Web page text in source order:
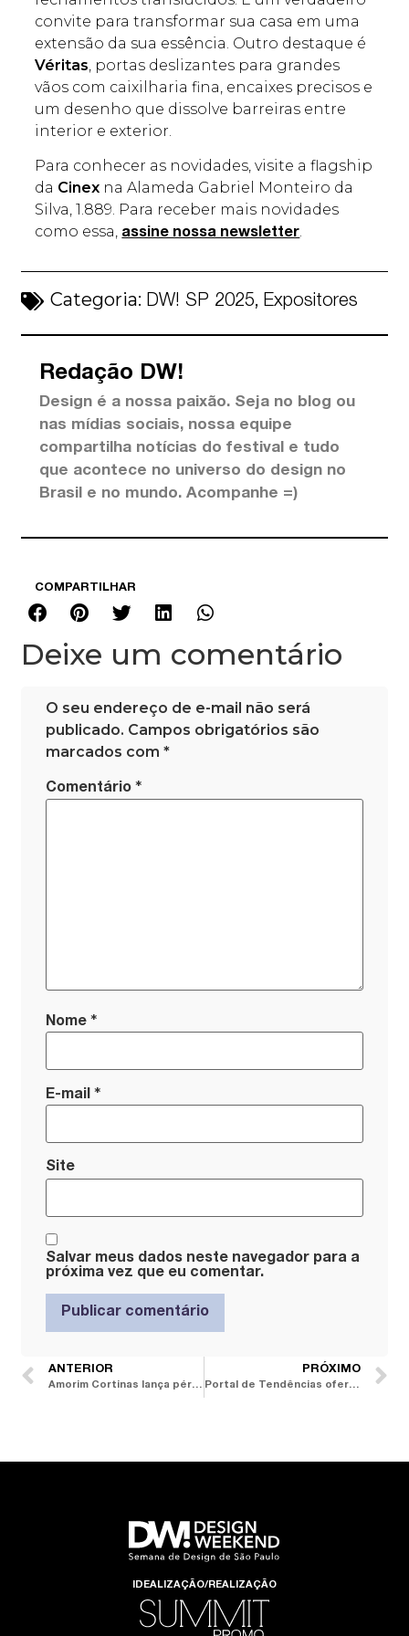
convite para transformar sua casa em uma
extensão da sua essência. Outro destaque é
Véritas , portas deslizantes para grandes
vãos com caixilharia fina, encaixes precisos e
um desenho que dissolve barreiras entre
interior e exterior.
Para conhecer as novidades, visite a flagship
da Cinex na Alameda Gabriel Monteiro da
Silva, 1.889. Para receber mais novidades
como essa, assine nossa newsletter.
Categoria: DW! SP 2025, Expositores
Redação DW!
Design é a nossa paixão. Seja no blog ou
nas mídias sociais, nossa equipe
compartilha notícias do festival e tudo
que acontece no universo do design no
Brasil e no mundo. Acompanhe =)
COMPARTILHAR
Deixe um comentário
O seu endereço de e-mail não será
publicado. Campos obrigatórios são
marcados com*
Comentário*
Nome*
E-mail*
Site
Salvar meus dados neste navegador para a
próxima vez que eu comentar.
ANTERIOR
Amorim Cortinas lança pérgola sofisticada para áreas externas e aposta na variedade com coleção Brasilidades
PRÓXIMO
Portal de Tendências oferece cursos sobre CMF e cor aplicada às profissões criativas em seu Creative Lab
IDEALIZAÇÃO/REALIZAÇÃO